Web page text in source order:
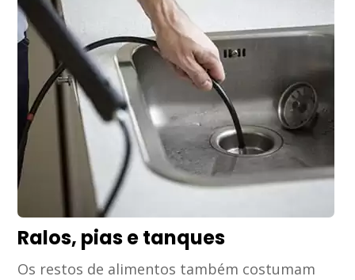
Ralos, pias e tanques
Os restos de alimentos também costumam